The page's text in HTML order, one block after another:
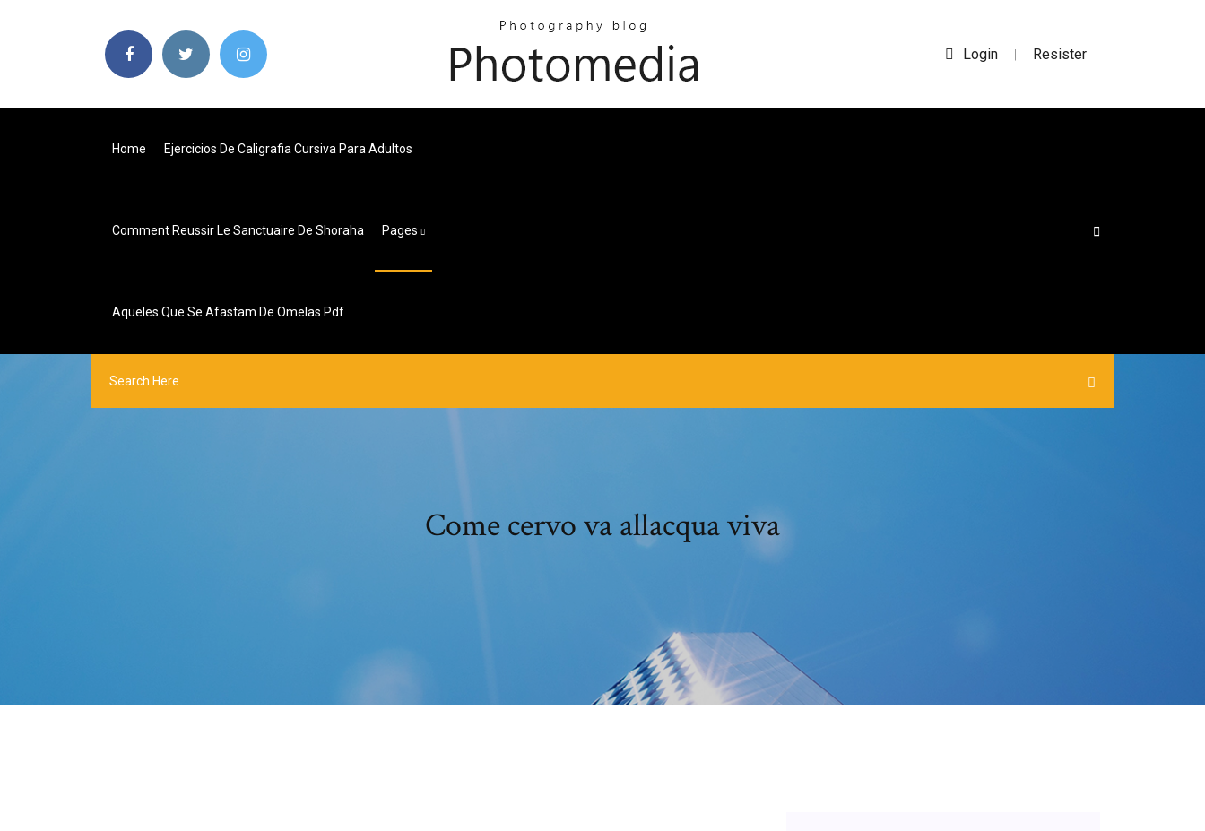
Login | Resister
Home Ejercicios De Caligrafia Cursiva Para Adultos
Comment Reussir Le Sanctuaire De Shoraha Pages
Aqueles Que Se Afastam De Omelas Pdf
Come cervo va allacqua viva